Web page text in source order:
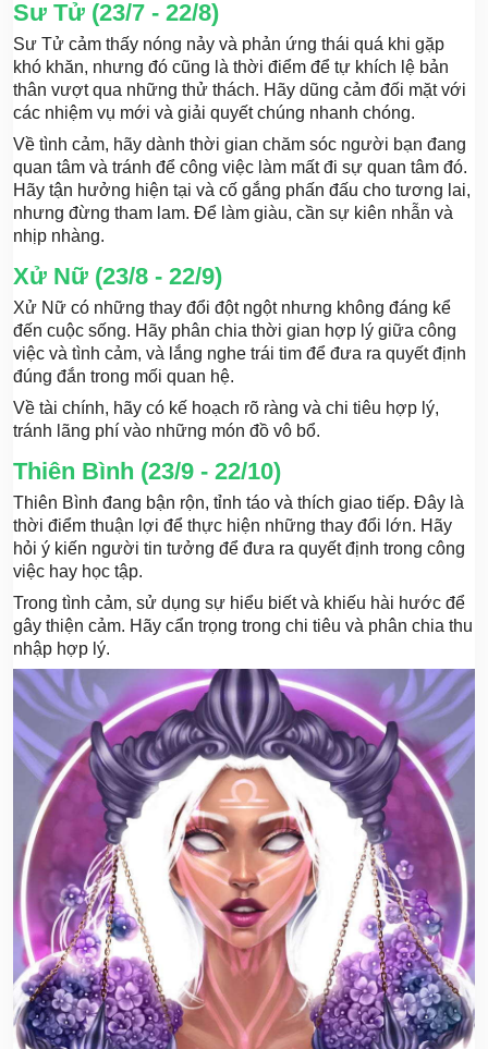
Sư Tử (23/7 - 22/8)
Sư Tử cảm thấy nóng nảy và phản ứng thái quá khi gặp
khó khăn, nhưng đó cũng là thời điểm để tự khích lệ bản
thân vượt qua những thử thách. Hãy dũng cảm đối mặt với
các nhiệm vụ mới và giải quyết chúng nhanh chóng.
Về tình cảm, hãy dành thời gian chăm sóc người bạn đang
quan tâm và tránh để công việc làm mất đi sự quan tâm đó.
Hãy tận hưởng hiện tại và cố gắng phấn đấu cho tương lai,
nhưng đừng tham lam. Để làm giàu, cần sự kiên nhẫn và
nhịp nhàng.
Xử Nữ (23/8 - 22/9)
Xử Nữ có những thay đổi đột ngột nhưng không đáng kể
đến cuộc sống. Hãy phân chia thời gian hợp lý giữa công
việc và tình cảm, và lắng nghe trái tim để đưa ra quyết định
đúng đắn trong mối quan hệ.
Về tài chính, hãy có kế hoạch rõ ràng và chi tiêu hợp lý,
tránh lãng phí vào những món đồ vô bổ.
Thiên Bình (23/9 - 22/10)
Thiên Bình đang bận rộn, tỉnh táo và thích giao tiếp. Đây là
thời điểm thuận lợi để thực hiện những thay đổi lớn. Hãy
hỏi ý kiến người tin tưởng để đưa ra quyết định trong công
việc hay học tập.
Trong tình cảm, sử dụng sự hiểu biết và khiếu hài hước để
gây thiện cảm. Hãy cẩn trọng trong chi tiêu và phân chia thu
nhập hợp lý.